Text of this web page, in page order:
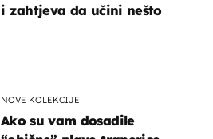
i zahtjeva da učini nešto
NOVE KOLEKCIJE
Ako su vam dosadile